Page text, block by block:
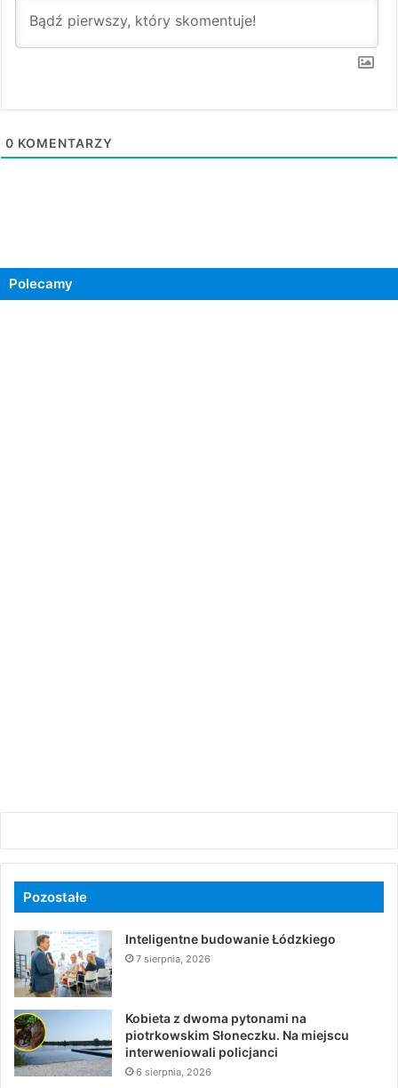
0 KOMENTARZY
Polecamy
Pozostałe
Inteligentne budowanie Łódzkiego
7 sierpnia, 2026
Kobieta z dwoma pytonami na
piotrkowskim Słoneczku. Na miejscu
interweniowali policjanci
6 sierpnia, 2026